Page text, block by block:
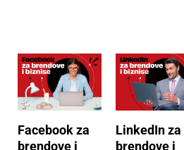
Facebook za
brendove i
LinkedIn za
brendove i